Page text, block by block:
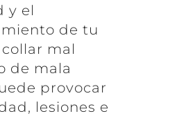
y el
de tu
mal
de mala
provocar
lesiones e